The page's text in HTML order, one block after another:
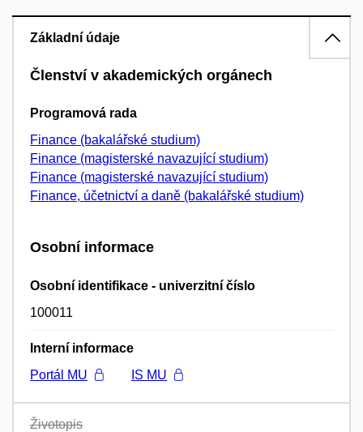
Základní údaje
Členství v akademických orgánech
Programová rada
Finance (bakalářské studium)
Finance (magisterské navazující studium)
Finance (magisterské navazující studium)
Finance, účetnictví a daně (bakalářské studium)
Osobní informace
Osobní identifikace - univerzitní číslo
100011
Interní informace
Portál MU
IS MU
Životopis